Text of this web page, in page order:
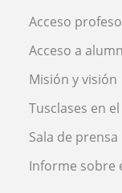
Acceso
Acceso a
Misión y visión
Tusclases en
Sala de prensa
Informe sobre